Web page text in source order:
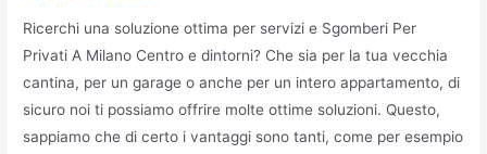
Ricerchi una soluzione ottima per servizi e Sgomberi Per
Privati A Milano Centro e dintorni? Che sia per la tua vecchia
cantina, per un garage o anche per un intero appartamento, di
sicuro noi ti possiamo offrire molte ottime soluzioni. Questo,
sappiamo che di certo i vantaggi sono tanti, come per esempio